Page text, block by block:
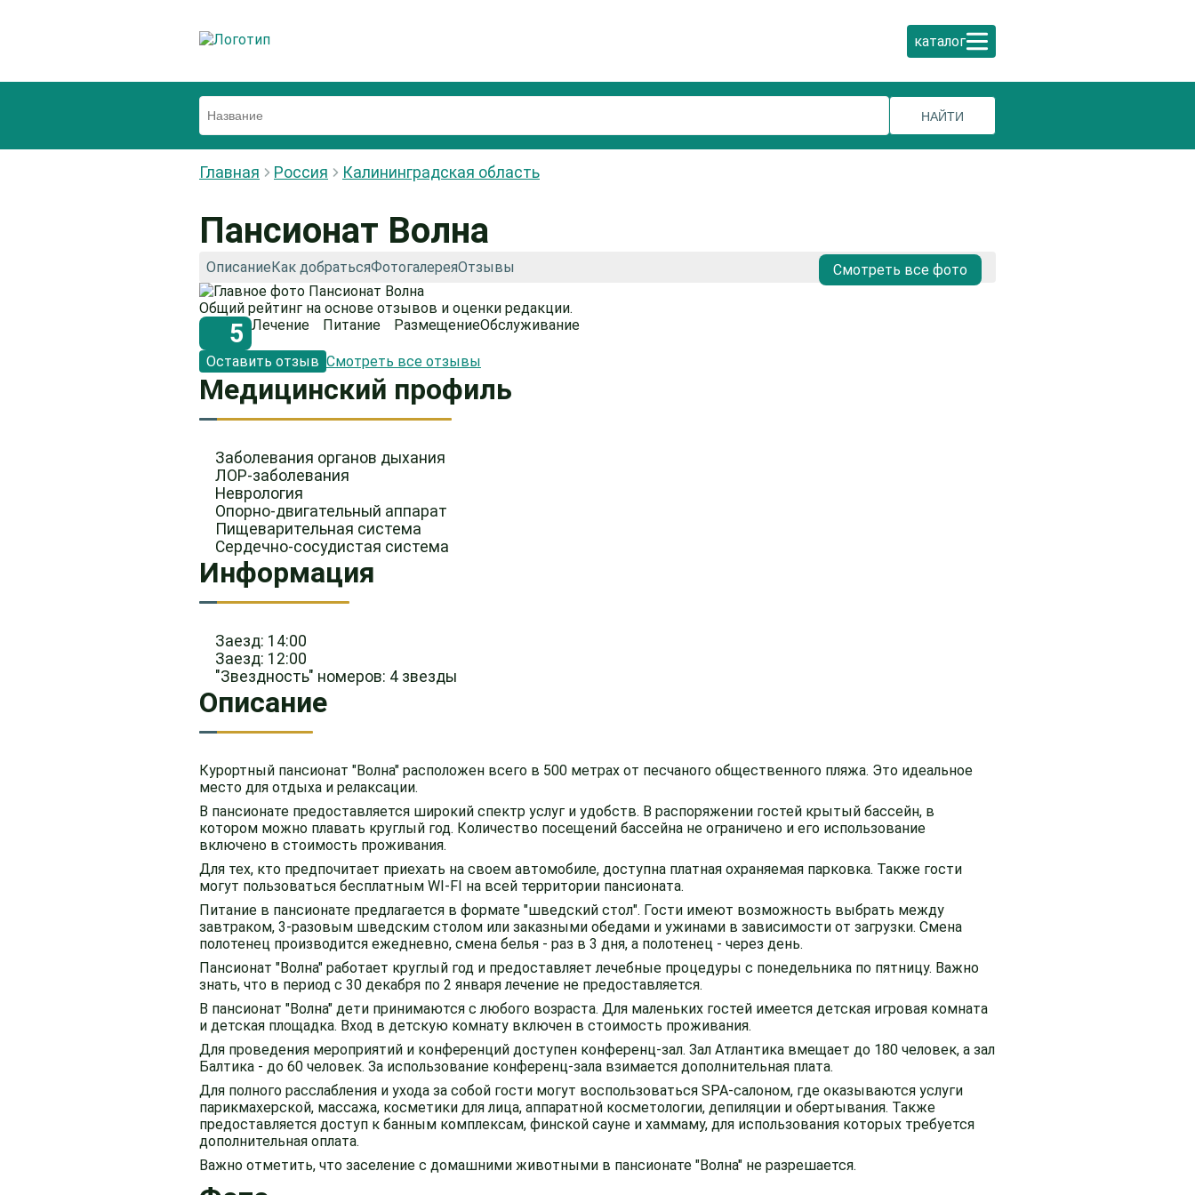
каталог
Главная Россия Калининградская область
Пансионат Волна
ОписаниеКак добратьсяФотогалереяОтзывы Смотреть все фото
Общий рейтинг на основе отзывов и оценки редакции.
5 Лечение Питание РазмещениеОбслуживание
Оставить отзыв Смотреть все отзывы
Медицинский профиль
Заболевания органов дыхания
ЛОР-заболевания
Неврология
Опорно-двигательный аппарат
Пищеварительная система
Сердечно-сосудистая система
Информация
Заезд: 14:00
Заезд: 12:00
"Звездность" номеров: 4 звезды
Описание
Курортный пансионат "Волна" расположен всего в 500 метрах от песчаного общественного пляжа. Это идеальное
место для отдыха и релаксации.
В пансионате предоставляется широкий спектр услуг и удобств. В распоряжении гостей крытый бассейн, в
котором можно плавать круглый год. Количество посещений бассейна не ограничено и его использование
включено в стоимость проживания.
Для тех, кто предпочитает приехать на своем автомобиле, доступна платная охраняемая парковка. Также гости
могут пользоваться бесплатным WI-FI на всей территории пансионата.
Питание в пансионате предлагается в формате "шведский стол". Гости имеют возможность выбрать между
завтраком, 3-разовым шведским столом или заказными обедами и ужинами в зависимости от загрузки. Смена
полотенец производится ежедневно, смена белья - раз в 3 дня, а полотенец - через день.
Пансионат "Волна" работает круглый год и предоставляет лечебные процедуры с понедельника по пятницу. Важно
знать, что в период с 30 декабря по 2 января лечение не предоставляется.
В пансионат "Волна" дети принимаются с любого возраста. Для маленьких гостей имеется детская игровая комната
и детская площадка. Вход в детскую комнату включен в стоимость проживания.
Для проведения мероприятий и конференций доступен конференц-зал. Зал Атлантика вмещает до 180 человек, а зал
Балтика - до 60 человек. За использование конференц-зала взимается дополнительная плата.
Для полного расслабления и ухода за собой гости могут воспользоваться SPA-салоном, где оказываются услуги
парикмахерской, массажа, косметики для лица, аппаратной косметологии, депиляции и обертывания. Также
предоставляется доступ к банным комплексам, финской сауне и хаммаму, для использования которых требуется
дополнительная оплата.
Важно отметить, что заселение с домашними животными в пансионате "Волна" не разрешается.